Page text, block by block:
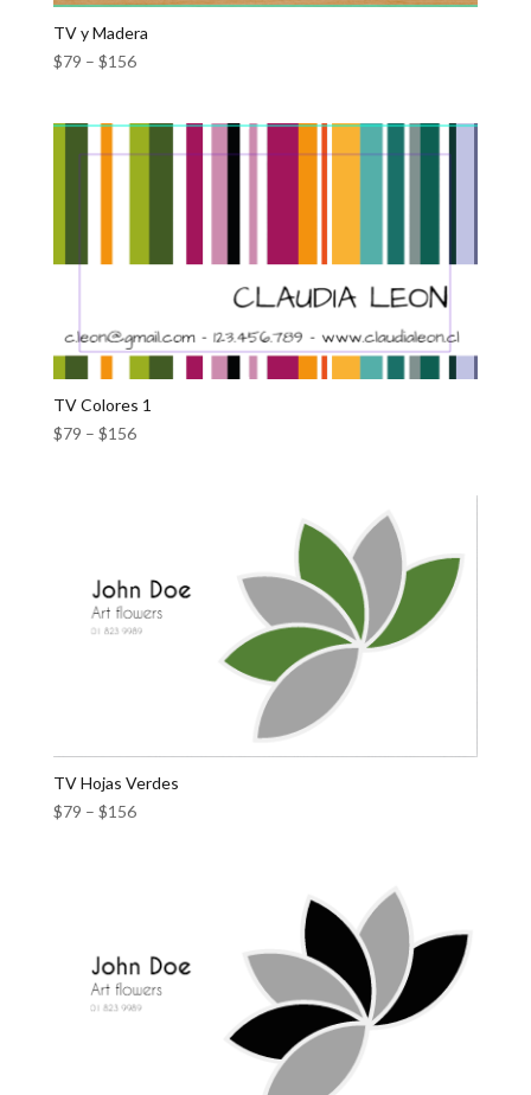
TV y Madera
$79 – $156
TV Colores 1
$79 – $156
TV Hojas Verdes
$79 – $156